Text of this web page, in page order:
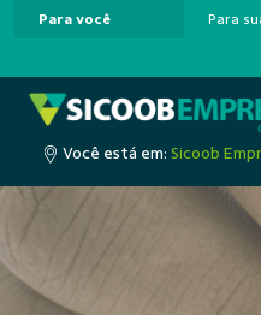
Pular para o Conteúdo
Para você Para
Você está em: Sicoob